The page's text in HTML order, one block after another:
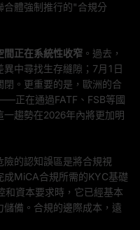
合體強制推行的"合規分
間正在系統性收窄 。過去，
中尋找生存縫隙；7月1日
。更重要的是，歐洲的合
正在通過FATF、FSB等國
趨勢在2026年內將更加明
的認知誤區是將合規視
MiCA合規所需的KYC基礎
和資本要求時，它已經基本
備。合規的邊際成本，遠